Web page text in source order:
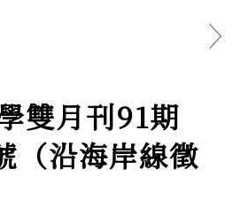
雙月刊91期
（沿海岸線徵